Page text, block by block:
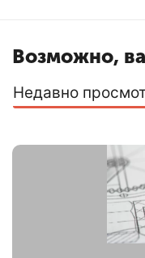
Возможно,
Недавно